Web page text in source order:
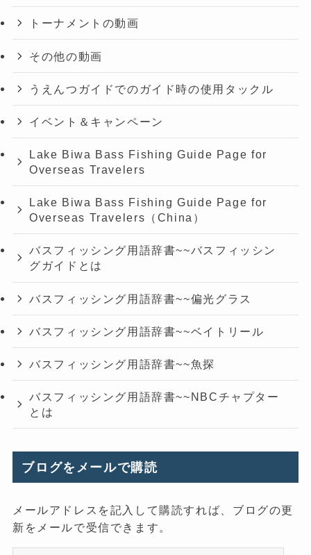
トーナメントの動画
その他の動画
うえんつガイドでのガイド時の使用タックル
イベント＆キャンペーン
Lake Biwa Bass Fishing Guide Page for
Overseas Travelers
Lake Biwa Bass Fishing Guide Page for
Overseas Travelers（China）
バスフィッシング用語辞書~~バスフィッシン
グガイドとは
バスフィッシング用語辞書~~偏光グラス
バスフィッシング用語辞書~~ベイトリール
バスフィッシング用語辞書~~魚探
バスフィッシング用語辞書~~NBCチャプター
とは
ブログをメールで購読
メールアドレスを記入して購読すれば、ブログの更
新をメールで受信できます。